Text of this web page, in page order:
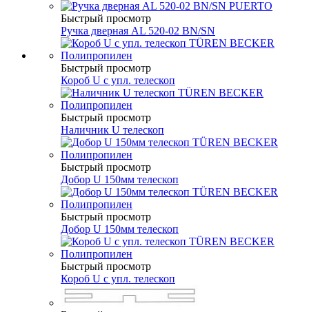
Быстрый просмотр
Ручка дверная AL 520-02 BN/SN
Быстрый просмотр
Короб U с упл. телескоп
Быстрый просмотр
Наличник U телескоп
Быстрый просмотр
Добор U 150мм телескоп
Быстрый просмотр
Добор U 150мм телескоп
Быстрый просмотр
Короб U с упл. телескоп